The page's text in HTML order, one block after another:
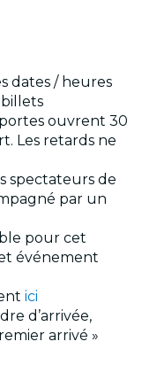
dates / heures
portes ouvrent 30
Les retards ne
spectateurs de
par un
pour cet
événement
ici
d’arrivée,
arrivé »